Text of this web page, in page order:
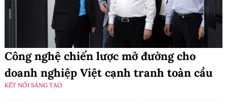
Công nghệ chiến lược mở đường cho
doanh nghiệp Việt cạnh tranh toàn cầu
KẾT NỐI SÁNG TẠO